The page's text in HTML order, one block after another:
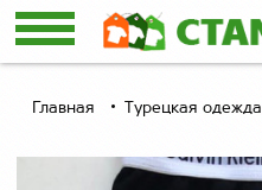
Главная Турецкая одежда